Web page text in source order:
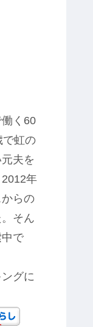
く60
で虹の
夫を
年
らの
そん
で
グに